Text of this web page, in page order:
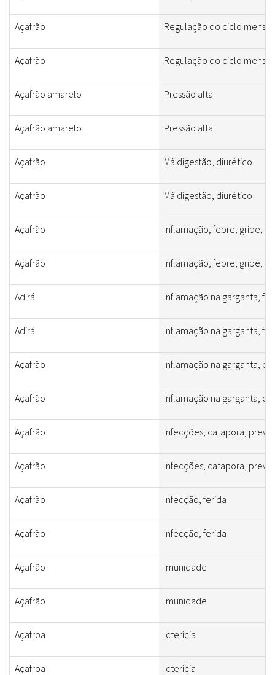
Açafrão Regulação do ciclo
Açafrão Regulação do ciclo
Açafrão amarelo Pressão alta
Açafrão amarelo Pressão alta
Açafrão Má digestão, diurético
Açafrão Má digestão, diurético
Açafrão Inflamação, febre, gripe,
Açafrão Inflamação, febre, gripe,
Adirá Inflamação na garganta,
Adirá Inflamação na garganta,
Açafrão Inflamação na garganta,
Açafrão Inflamação na garganta,
Açafrão Infecções, catapora,
Açafrão Infecções, catapora,
Açafrão Infecção, ferida
Açafrão Infecção, ferida
Açafrão Imunidade
Açafrão Imunidade
Açafroa Icterícia
Açafroa Icterícia